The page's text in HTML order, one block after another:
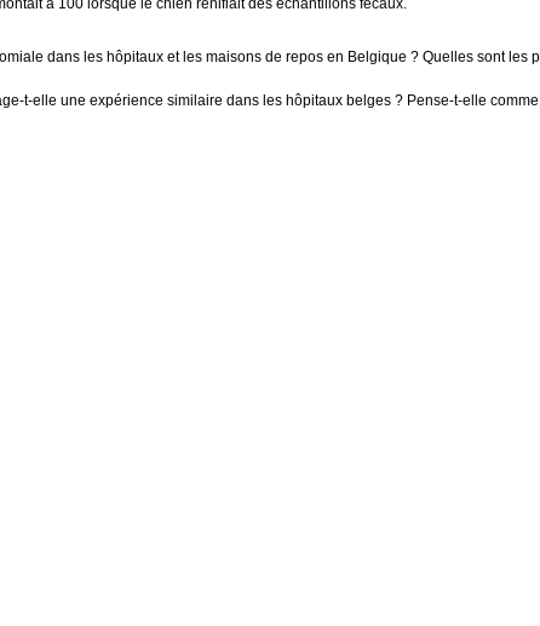
à 100 lorsque le chien reniflait des échantillons fécaux.
dans les hôpitaux et les maisons de repos en Belgique ? Quelles sont
t-elle une expérience similaire dans les hôpitaux belges ? Pense-t-elle